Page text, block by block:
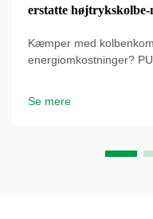
erstatte højtrykskolbe-
Kæmper med
energiomkostninger?
omkostninger – anmod
Se mere